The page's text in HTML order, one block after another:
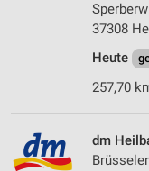
37308
Heute
257,70
dm